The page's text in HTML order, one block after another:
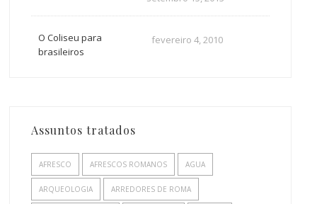
O Coliseu para
brasileiros
fevereiro 4, 2010
Assuntos tratados
AFRESCO AFRESCOS ROMANOS AGUA
ARQUEOLOGIA ARREDORES DE ROMA